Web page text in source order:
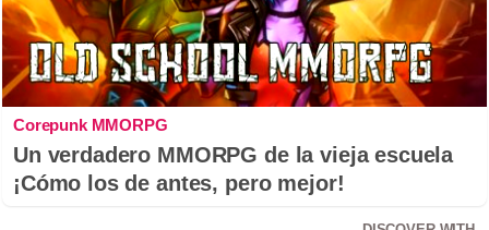
Corepunk MMORPG
Un verdadero MMORPG de la vieja escuela
¡Cómo los de antes, pero mejor!